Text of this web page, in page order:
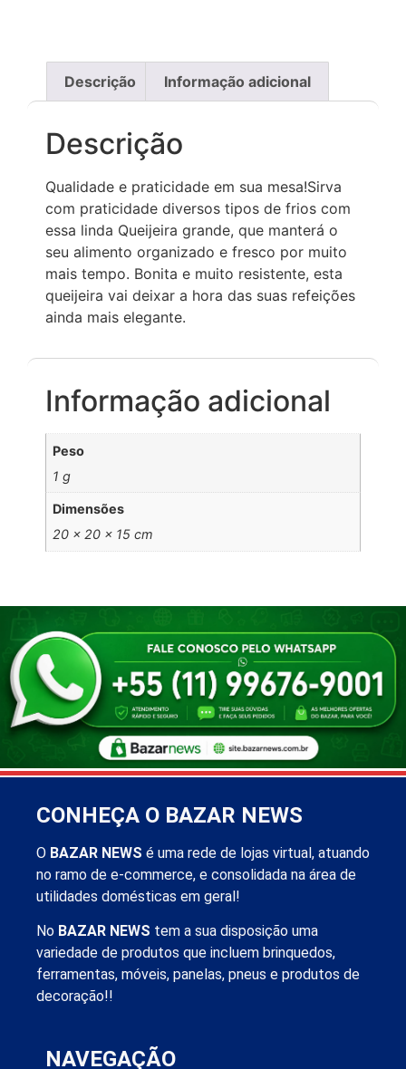
Descrição Informação adicional
Descrição
Qualidade e praticidade em sua mesa!Sirva
com praticidade diversos tipos de frios com
essa linda Queijeira grande, que manterá o
seu alimento organizado e fresco por muito
mais tempo. Bonita e muito resistente, esta
queijeira vai deixar a hora das suas refeições
ainda mais elegante.
Informação adicional
Peso
1 g
Dimensões
20 × 20 × 15 cm
CONHEÇA O BAZAR NEWS
O BAZAR NEWS é uma rede de lojas virtual, atuando
no ramo de e-commerce, e consolidada na área de
utilidades domésticas em geral!
No BAZAR NEWS tem a sua disposição uma
variedade de produtos que incluem brinquedos,
ferramentas, móveis, panelas, pneus e produtos de
decoração!!
NAVEGAÇÃO